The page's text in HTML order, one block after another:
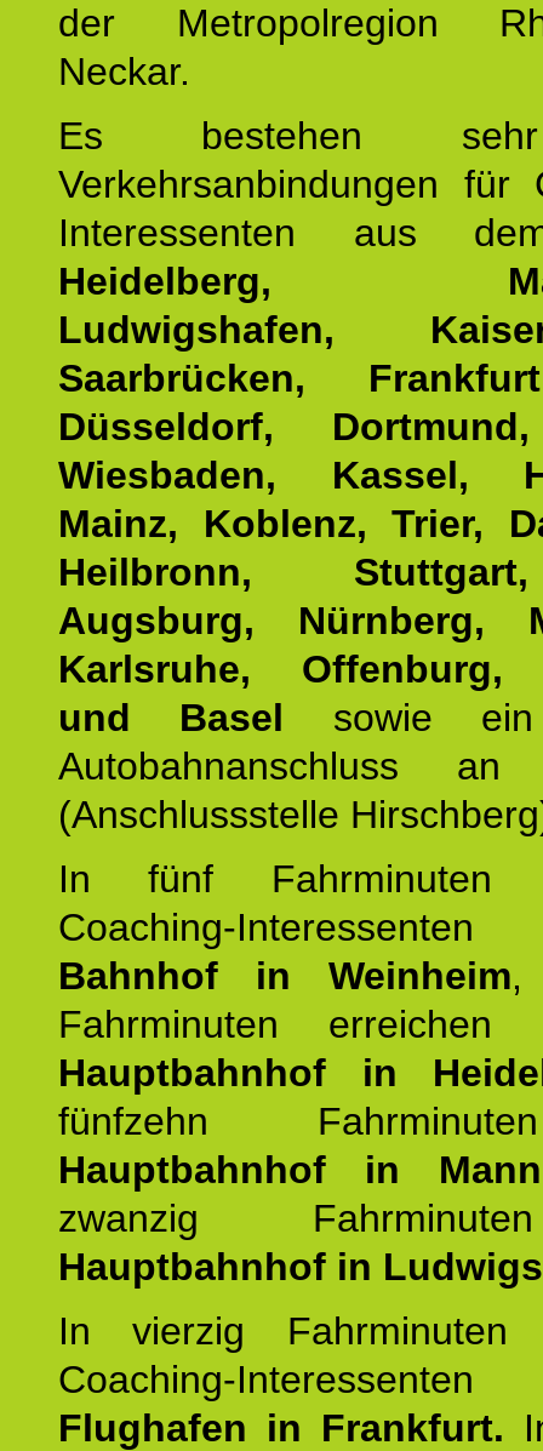
der Metropolregion
Neckar.
Es bestehen
Verkehrsanbindungen für
Interessenten aus
Heidelberg,
Ludwigshafen,
Saarbrücken,
Düsseldorf,
Wiesbaden, Kassel,
Mainz, Koblenz, Trier,
Heilbronn,
Augsburg, Nürnberg,
Karlsruhe, Offenburg,
und Basel sowie ein
Autobahnanschluss
(Anschlussstelle
In fünf Fahrminuten
Coaching-
Bahnhof in Weinheim,
Fahrminuten
Hauptbahnhof in
fünfzehn
Hauptbahnhof in
zwanzig
Hauptbahnhof in
In vierzig Fahrminuten
Coaching-
Flughafen in Frankfurt.